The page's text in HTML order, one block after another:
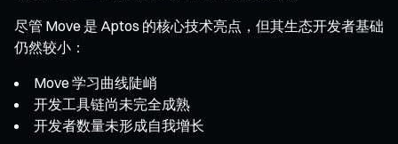
尽管 Move 是 Aptos 的核心技术亮点，但其生态开发者基础
仍然较小：
Move 学习曲线陡峭
开发工具链尚未完全成熟
开发者数量未形成自我增长